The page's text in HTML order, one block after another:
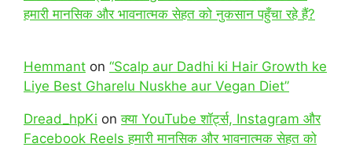
हमारी मानसिक और भावनात्मक सेहत को नुकसान पहुँचा रहे हैं?
Hemmant on “Scalp aur Dadhi ki Hair Growth ke
Liye Best Gharelu Nuskhe aur Vegan Diet”
Dread_hpKi onक्या YouTube शॉर्ट्स, Instagram और
Facebook Reels हमारी मानसिक और भावनात्मक सेहत को